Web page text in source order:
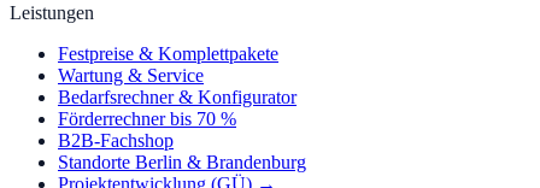
Leistungen
Festpreise & Komplettpakete
Wartung & Service
Bedarfsrechner & Konfigurator
Förderrechner bis 70 %
B2B-Fachshop
Standorte Berlin & Brandenburg
Projektentwicklung (GÜ) →